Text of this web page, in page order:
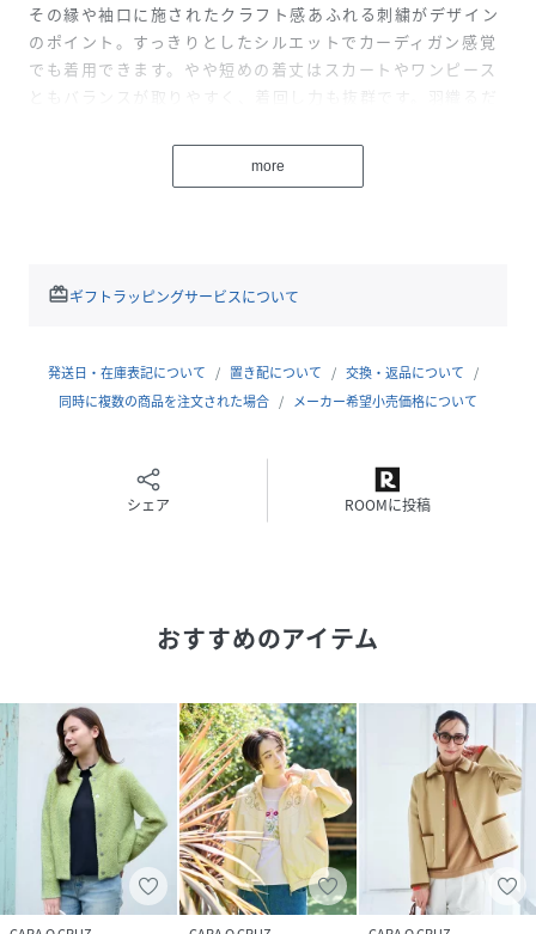
その縁や袖口に施されたクラフト感あふれる刺繍がデザイン
のポイント。すっきりとしたシルエットでカーディガン感覚
でも着用できます。やや短めの着丈はスカートやワンピース
ともバランスが取りやすく、着回し力も抜群です。羽織るだ
------------------------------------
ポケット：あり
-------------------------------------
ご了承ください。
レディース
素材
本体: 毛94%, ナイロン5%, ポリウレタン1%, 部
分使い: 毛95%, ナイロン4%, ポリウレタン1%
サイズ 9、11
クリーニング
家庭洗濯不可
漂白不可
タンブル乾燥不可
アイロン低温160℃まで
more
redeemギフトラッピングサービスについて
発送日・在庫表記について 置き配について
交換・返品について
同時に複数の商品を注文された場合
メーカー希望小売価格について
シェア ROOMに投稿
おすすめのアイテム